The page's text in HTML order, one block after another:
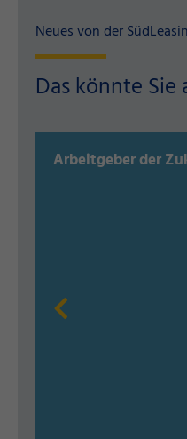
Neues von der
Das könnte
Arbeitgeber der